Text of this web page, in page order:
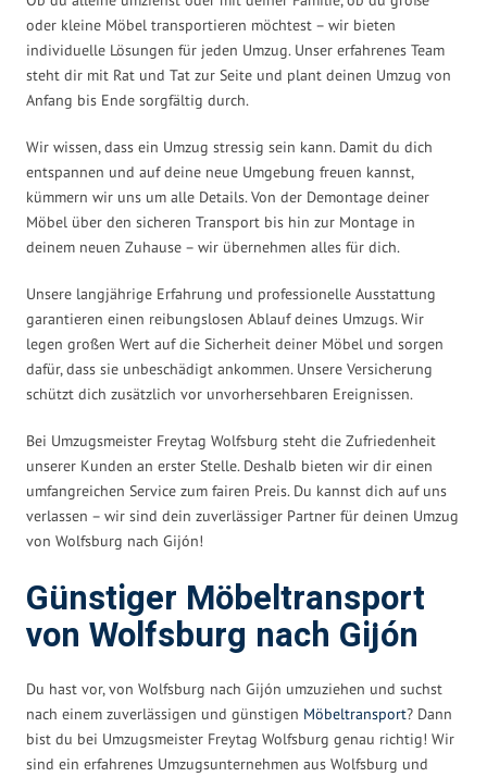
oder kleine Möbel transportieren möchtest – wir bieten
individuelle Lösungen für jeden Umzug. Unser erfahrenes Team
steht dir mit Rat und Tat zur Seite und plant deinen Umzug von
Anfang bis Ende sorgfältig durch.
Wir wissen, dass ein Umzug stressig sein kann. Damit du dich
entspannen und auf deine neue Umgebung freuen kannst,
kümmern wir uns um alle Details. Von der Demontage deiner
Möbel über den sicheren Transport bis hin zur Montage in
deinem neuen Zuhause – wir übernehmen alles für dich.
Unsere langjährige Erfahrung und professionelle Ausstattung
garantieren einen reibungslosen Ablauf deines Umzugs. Wir
legen großen Wert auf die Sicherheit deiner Möbel und sorgen
dafür, dass sie unbeschädigt ankommen. Unsere Versicherung
schützt dich zusätzlich vor unvorhersehbaren Ereignissen.
Bei Umzugsmeister Freytag Wolfsburg steht die Zufriedenheit
unserer Kunden an erster Stelle. Deshalb bieten wir dir einen
umfangreichen Service zum fairen Preis. Du kannst dich auf uns
verlassen – wir sind dein zuverlässiger Partner für deinen Umzug
von Wolfsburg nach Gijón!
Günstiger Möbeltransport
von Wolfsburg nach Gijón
Du hast vor, von Wolfsburg nach Gijón umzuziehen und suchst
nach einem zuverlässigen und günstigen Möbeltransport? Dann
bist du bei Umzugsmeister Freytag Wolfsburg genau richtig! Wir
sind ein erfahrenes Umzugsunternehmen aus Wolfsburg und